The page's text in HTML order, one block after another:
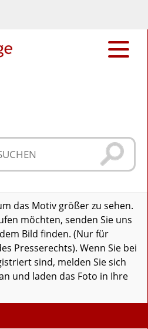
das Motiv größer zu sehen.
möchten, senden Sie uns
Bild finden. (Nur für
Presserechts). Wenn Sie bei
sind, melden Sie sich
und laden das Foto in Ihre